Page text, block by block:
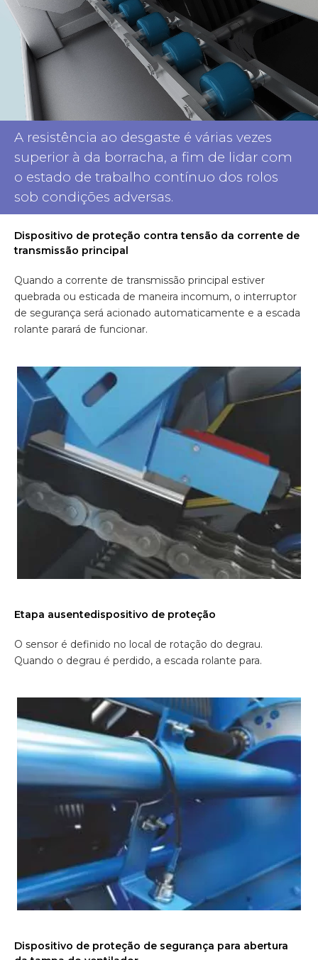
A resistência ao desgaste é várias vezes
superior à da borracha, a fim de lidar com
o estado de trabalho contínuo dos rolos
sob condições adversas.
Dispositivo de proteção contra tensão da corrente de
transmissão principal
Quando a corrente de transmissão principal estiver
quebrada ou esticada de maneira incomum, o interruptor
de segurança será acionado automaticamente e a escada
rolante parará de funcionar.
Etapa ausentedispositivo de proteção
O sensor é definido no local de rotação do degrau.
Quando o degrau é perdido, a escada rolante para.
Dispositivo de proteção de segurança para abertura